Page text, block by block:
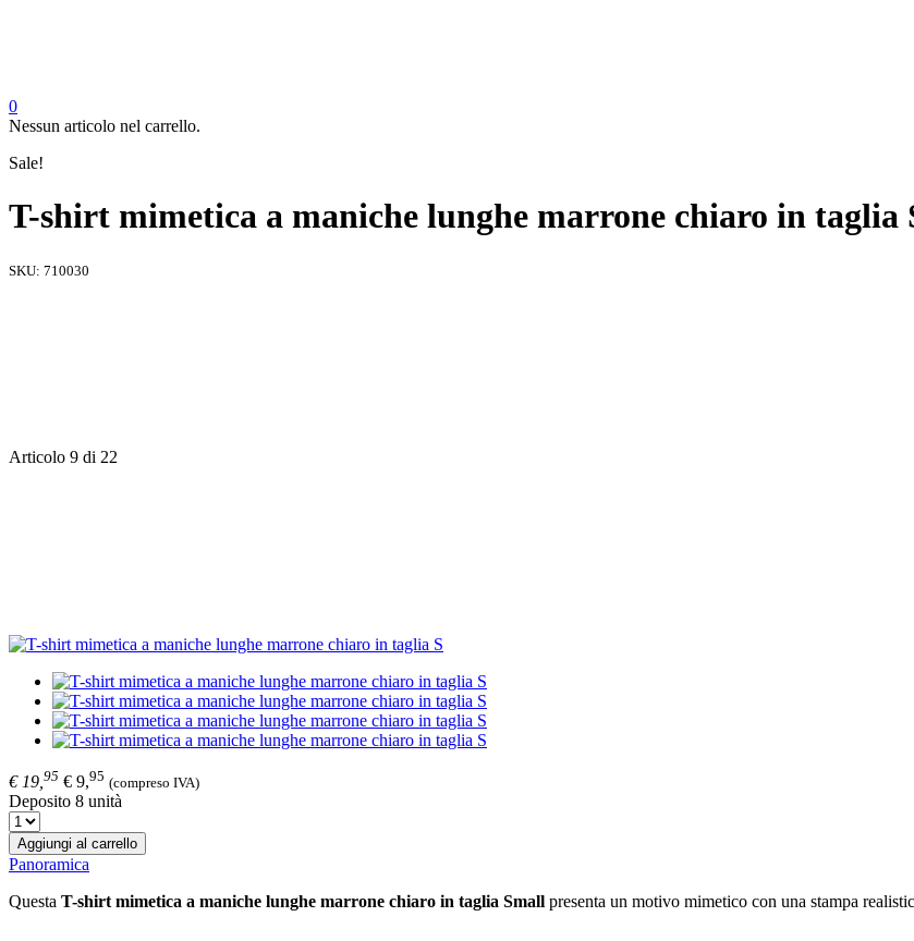
0
Nessun articolo nel carrello.
Sale!
T-shirt mimetica a maniche lunghe marrone chiaro in taglia
SKU: 710030
Articolo 9 di 22
€ 19, 95 € 9,95 (compreso IVA)
Deposito 8 unità
Aggiungi al carrello
Panoramica
Questa T-shirt mimetica a maniche lunghe marrone chiaro in taglia Small presenta un motivo mimetico con una stampa